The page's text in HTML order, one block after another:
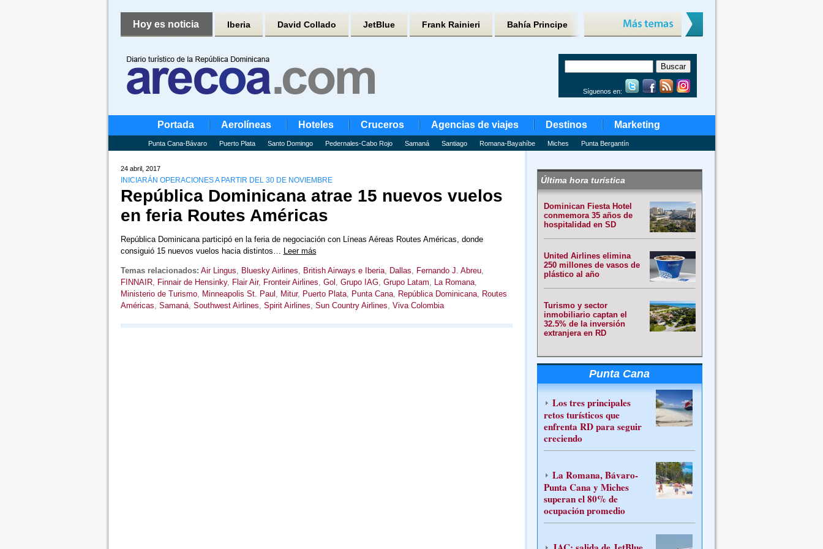
Hoy es noticia Iberia David Collado JetBlue Frank Rainieri Bahía Principe
Síguenos en:
Portada Aerolíneas Hoteles Cruceros Agencias de viajes Destinos Marketing
Punta Cana-Bávaro Puerto Plata Santo Domingo Pedernales-Cabo Rojo Samaná Santiago Romana-Bayahíbe Miches Punta Bergantín
24 abril, 2017
INICIARÁN OPERACIONES A PARTIR DEL 30 DE NOVIEMBRE
República Dominicana atrae 15 nuevos vuelos
en feria Routes Américas
República Dominicana participó en la feria de negociación con Líneas Aéreas Routes Américas, donde
consiguió 15 nuevos vuelos hacia distintos… Leer más
Temas relacionados: Air Lingus, Bluesky Airlines, British Airways e Iberia, Dallas, Fernando J. Abreu,
FINNAIR, Finnair de Hensinky, Flair Air, Fronteir Airlines, Gol , Grupo IAG, Grupo Latam, La Romana,
Ministerio de Turismo, Minneapolis St. Paul , Mitur, Puerto Plata, Punta Cana, República Dominicana, Routes
Américas, Samaná, Southwest Airlines, Spirit Airlines, Sun Country Airlines, Viva Colombia
Última hora turística
Dominican Fiesta Hotel
conmemora 35 años de
hospitalidad en SD
United Airlines elimina
250 millones de vasos de
plástico al año
Turismo y sector
inmobiliario captan el
32.5% de la inversión
extranjera en RD
Punta Cana
Los tres principales
retos turísticos que
enfrenta RD para seguir
creciendo
La Romana, Bávaro-
Punta Cana y Miches
superan el 80% de
ocupación promedio